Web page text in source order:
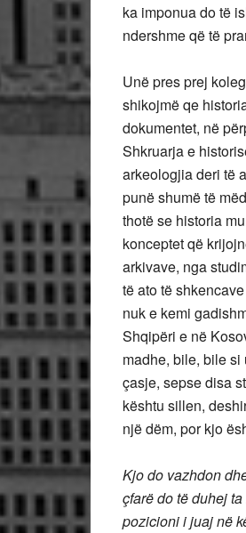
ka imponua do të
ndershme që të
Unë pres prej
shikojmë qe
dokumentet, në
Shkruarja e
arkeologjia deri të
punë shumë të
thotë se historia
konceptet që
arkivave, nga
të ato të
nuk e kemi
Shqipëri e në
madhe, bile, bile
çasje, sepse disa
kështu sillen,
një dëm, por kjo
Kjo do vazhdon
çfarë do të duhej
pozicioni i juaj në